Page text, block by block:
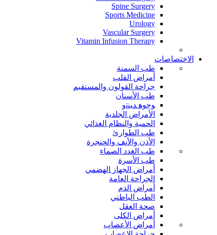
Spine Surgery
Sports Medicine
Urology
Vascular Surgery
Vitamin Infusion Therapy
الاختصاصات
طب السمنة
أمراض القلب
جراحة القولون والمستقيم
طب الأسنان
ﻮﺟﻮﻫ ﺪﻴﻨﺗﻭ
الأمراض الجلدية
الحمية والنظام الغذائي
طب الطوارئ
الأذن والأنف والحنجرة
طب الغدد الصماء
طب الأسرة
أمراض الجهاز الهضمي
الجراحة العامة
أمراض الدم
الطب الباطني
صحة العقل
أمراض الكلى
أمراض الأعصاب